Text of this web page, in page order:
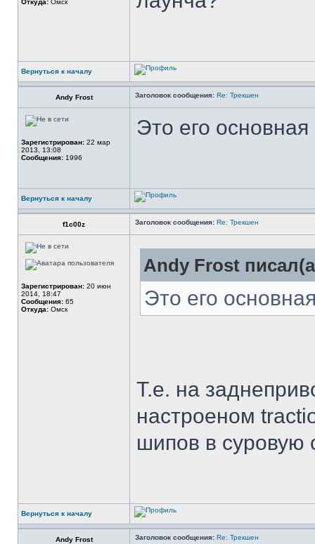
Откуда: Омск
Вернуться к началу
Andy Frost Заголовок сообщения: Re: Трекшен
Зарегистрирован: 22 мар
2013, 13:08
Сообщения: 1996
Это его
Вернуться к началу
f1c00z Заголовок сообщения: Re: Трекшен
Зарегистрирован: 20 июн
2014, 18:47
Сообщения: 65
Откуда: Омск
Andy Frost
Это его
Т.е. на
настроеном
шипов в суровую
Вернуться к началу
Andy Frost Заголовок сообщения: Re: Трекшен